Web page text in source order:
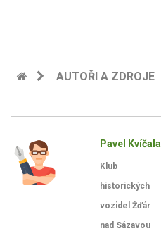
AUTOŘI A ZDROJE
Pavel Kvíčala
Klub
historických
vozidel Žďár
nad Sázavou